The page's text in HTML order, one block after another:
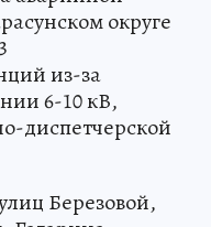
округе
из-за
6-10 кВ,
диспетчерской
Березовой,